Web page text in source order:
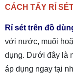
CÁCH TẨY RỈ
Rỉ sét trên đồ
với nước, muối
dụng. Dưới đây là
áp dụng ngay tại